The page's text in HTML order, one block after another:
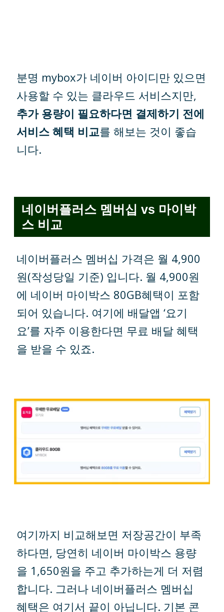
분명 mybox가 네이버 아이디만 있으면
사용할 수 있는 클라우드 서비스지만,
추가 용량이 필요하다면 결제하기 전에
서비스 혜택 비교를 해보는 것이 좋습
니다.
네이버플러스 멤버십 vs 마이박
스 비교
네이버플러스 멤버십 가격은 월 4,900
원(작성당일 기준) 입니다. 월 4,900원
에 네이버 마이박스 80GB혜택이 포함
되어 있습니다. 여기에 배달앱 ‘요기
요’를 자주 이용한다면 무료 배달 혜택
을 받을 수 있죠.
여기까지 비교해보면 저장공간이 부족
하다면, 당연히 네이버 마이박스 용량
을 1,650원을 주고 추가하는게 더 저렴
합니다. 그러나 네이버플러스 멤버십
혜택은 여기서 끝이 아닙니다. 기본 콘